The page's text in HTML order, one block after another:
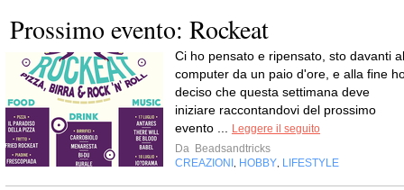
Prossimo evento: Rockeat
Ci ho pensato e ripensato, sto davanti al
computer da un paio d'ore, e alla fine
deciso che questa settimana deve
iniziare raccontandovi del prossimo
evento ...
Leggere il seguito
Da Beadsandtricks
CREAZIONI
HOBBY LIFESTYLE